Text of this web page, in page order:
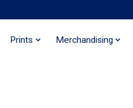
Prints Merchandising